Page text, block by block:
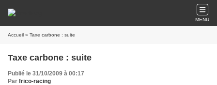
MENU
Accueil » Taxe carbone : suite
Taxe carbone : suite
Publié le 31/10/2009 à 00:17
Par frico-racing